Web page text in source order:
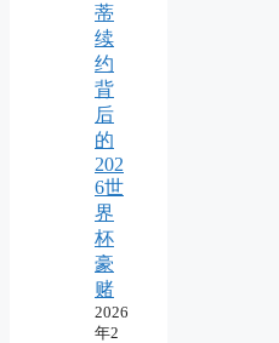
蒂
续
约
背
后
的
202
6世
界
杯
豪
赌
2026
年2